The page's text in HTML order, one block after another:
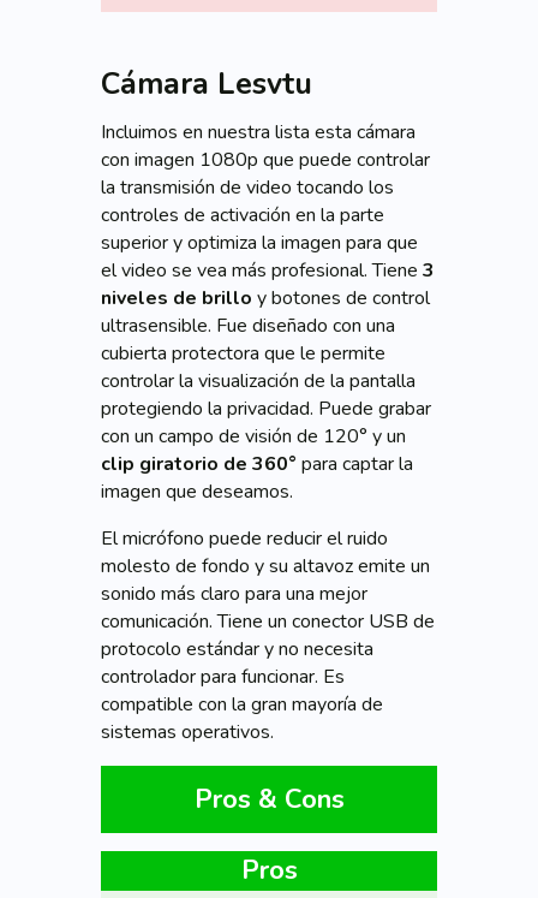
Cámara Lesvtu
Incluimos en nuestra lista esta cámara
con imagen 1080p que puede controlar
la transmisión de video tocando los
controles de activación en la parte
superior y optimiza la imagen para que
el video se vea más profesional. Tiene 3
niveles de brillo y botones de control
ultrasensible. Fue diseñado con una
cubierta protectora que le permite
controlar la visualización de la pantalla
protegiendo la privacidad. Puede grabar
con un campo de visión de 120° y un
clip giratorio de 360° para captar la
imagen que deseamos.
El micrófono puede reducir el ruido
molesto de fondo y su altavoz emite un
sonido más claro para una mejor
comunicación. Tiene un conector USB de
protocolo estándar y no necesita
controlador para funcionar. Es
compatible con la gran mayoría de
sistemas operativos.
Pros & Cons
Pros